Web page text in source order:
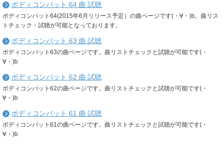
ボディコンバット 64 曲 試聴
ボディコンバット64(2015年6月リリース予定）の曲ページです(・∀・)b。曲リス
トチェック・試聴が可能となっております。
ボディコンバット 63 曲 試聴
ボディコンバット63の曲ページです。曲リストチェックと試聴が可能です(・
∀・)b
ボディコンバット 62 曲 試聴
ボディコンバット62の曲ページです。曲リストチェックと試聴が可能です(・
∀・)b
ボディコンバット 61 曲 試聴
ボディコンバット61の曲ページです。曲リストチェックと試聴が可能です(・
∀・)b